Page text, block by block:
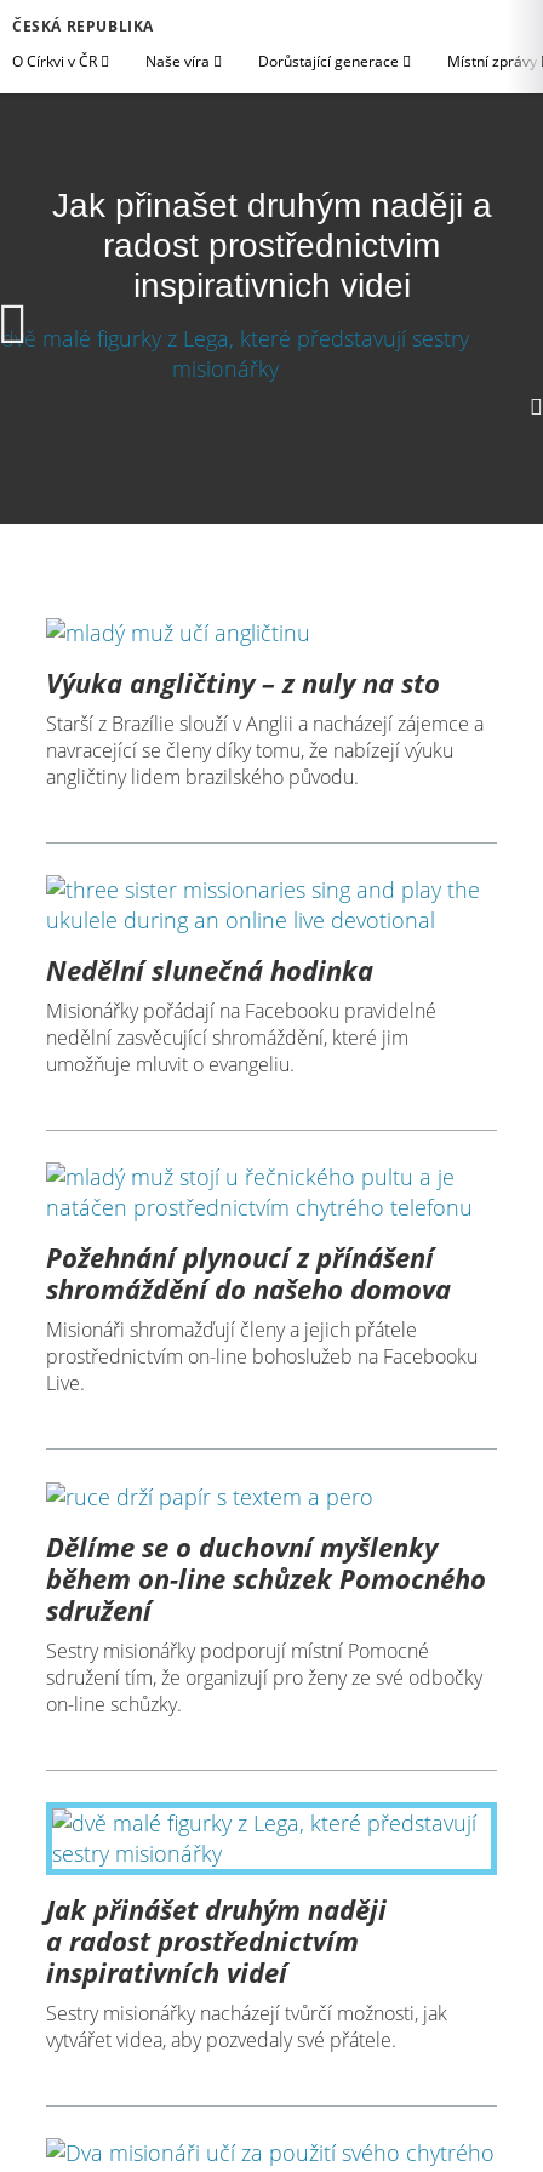
ČESKÁ REPUBLIKA
O Církvi v ČR
Naše víra Dorůstající generace Místní zprávy
Jak přinašet druhým naději a
radost prostřednictvim
inspirativnich videi
Výuka angličtiny – z nuly na sto
Starší z Brazílie slouží v Anglii a nacházejí zájemce a
navracející se členy díky tomu, že nabízejí výuku
angličtiny lidem brazilského původu.
Nedělní slunečná hodinka
Misionářky pořádají na Facebooku pravidelné
nedělní zasvěcující shromáždění, které jim
umožňuje mluvit o evangeliu.
Požehnání plynoucí z přínášení
shromáždění do našeho domova
Misionáři shromažďují členy a jejich přátele
prostřednictvím on-line bohoslužeb na Facebooku
Live.
Dělíme se o duchovní myšlenky
během on-line schůzek Pomocného
sdružení
Sestry misionářky podporují místní Pomocné
sdružení tím, že organizují pro ženy ze své odbočky
on-line schůzky.
Jak přinášet druhým naději
a radost prostřednictvím
inspirativních videí
Sestry misionářky nacházejí tvůrčí možnosti, jak
vytvářet videa, aby pozvedaly své přátele.